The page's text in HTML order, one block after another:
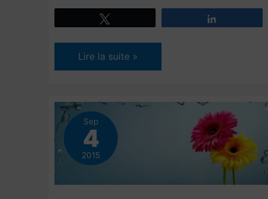
La
résilience,
face
aux
épreuves,
qu’est-
ce
?
Lire la suite »
Sep
4
2015